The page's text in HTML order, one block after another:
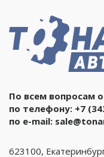
По всем вопросам
по телефону: +7
по e-mail:
623100,